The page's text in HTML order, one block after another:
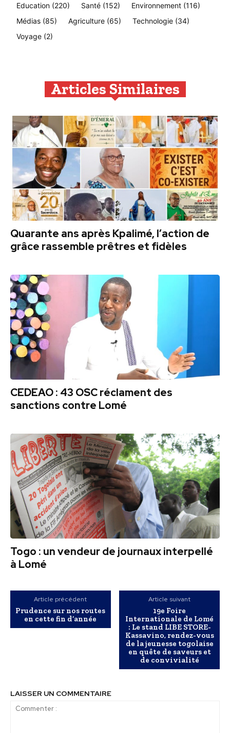
Education (220) Santé (152) Environnement (116)
Médias (85) Agriculture (65) Technologie (34)
Voyage (2)
Articles Similaires
Quarante ans après Kpalimé, l’action de
grâce rassemble prêtres et fidèles
CEDEAO : 43 OSC réclament des
sanctions contre Lomé
Togo : un vendeur de journaux interpellé
à Lomé
Article précédent
Prudence sur nos routes
en cette fin d’année
Article suivant
19e Foire
Internationale de Lomé
: Le stand LIBE STORE-
Kassavino, rendez-vous
de la jeunesse togolaise
en quête de saveurs et
de convivialité
LAISSER UN COMMENTAIRE